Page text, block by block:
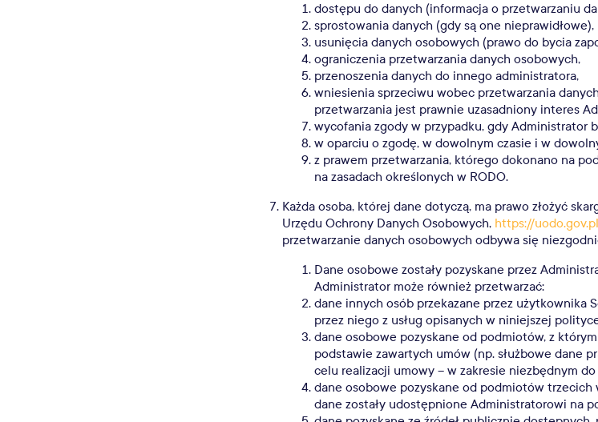
dostępu do danych (informacja o przetwarzaniu
sprostowania danych (gdy są one nieprawidłowe),
usunięcia danych osobowych (prawo do bycia
ograniczenia przetwarzania danych osobowych,
przenoszenia danych do innego administratora,
wniesienia sprzeciwu wobec przetwarzania
przetwarzania jest prawnie uzasadniony interes
wycofania zgody w przypadku, gdy Administrator
w oparciu o zgodę, w dowolnym czasie i w
z prawem przetwarzania, którego dokonano na
na zasadach określonych w RODO.
Każda osoba, której dane dotyczą, ma prawo złożyć
Urzędu Ochrony Danych Osobowych, https://
przetwarzanie danych osobowych odbywa się
Dane osobowe zostały pozyskane przez
Administrator może również przetwarzać:
dane innych osób przekazane przez użytkownika
przez niego z usług opisanych w niniejszej
dane osobowe pozyskane od podmiotów, z
podstawie zawartych umów (np. służbowe dane
celu realizacji umowy – w zakresie niezbędnym
dane osobowe pozyskane od podmiotów trzecich
dane zostały udostępnione Administratorowi na